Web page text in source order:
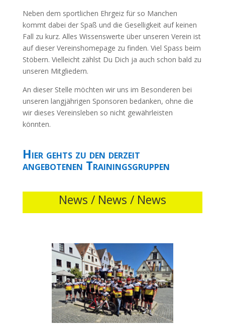
Neben dem sportlichen Ehrgeiz für so Manchen
kommt dabei der Spaß und die Geselligkeit auf keinen
Fall zu kurz. Alles Wissenswerte über unseren Verein ist
auf dieser Vereinshomepage zu finden. Viel Spass beim
Stöbern. Vielleicht zählst Du Dich ja auch schon bald zu
unseren Mitgliedern.
An dieser Stelle möchten wir uns im Besonderen bei
unseren langjährigen Sponsoren bedanken, ohne die
wir dieses Vereinsleben so nicht gewährleisten
könnten.
Hier gehts zu den derzeit
angebotenen Trainingsgruppen
News / News / News